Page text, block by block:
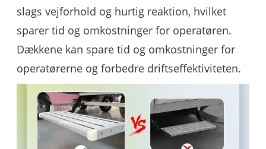
slags vejforhold og hurtig reaktion, hvilket
sparer tid og omkostninger for operatøren.
Dækkene kan spare tid og omkostninger for
operatørerne og forbedre driftseffektiviteten.